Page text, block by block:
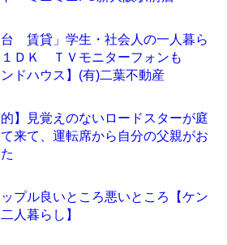
台 賃貸」学生・社会人の一人暮ら
ＤＫ ＴＶモニターフォンも
ンドハウス】(有)二葉不動産
的】見覚えのないロードスターが庭
来て、運転席から自分の父親がお
プル良いところ悪いところ【ケン
人暮らし】